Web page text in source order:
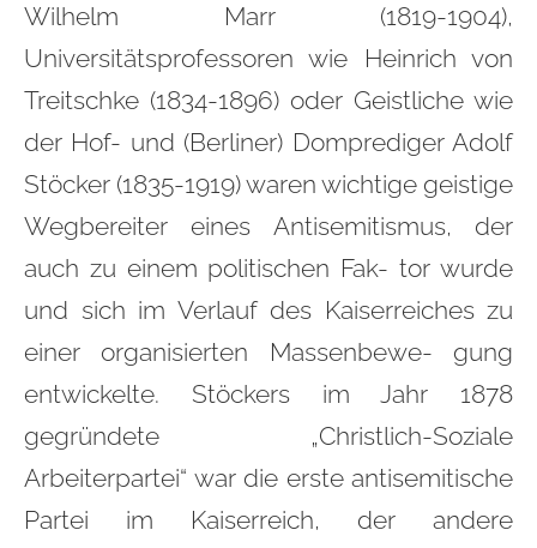
Wilhelm Marr (1819-1904),
Universitätsprofessoren wie Heinrich von
Treitschke (1834-1896) oder Geistliche wie
der Hof- und (Berliner) Domprediger Adolf
Stöcker (1835-1919) waren wichtige geistige
Wegbereiter eines Antisemitismus, der
auch zu einem politischen Fak- tor wurde
und sich im Verlauf des Kaiserreiches zu
einer organisierten Massenbewe- gung
entwickelte. Stöckers im Jahr 1878
gegründete „Christlich-Soziale
Arbeiterpartei“ war die erste antisemitische
Partei im Kaiserreich, der andere